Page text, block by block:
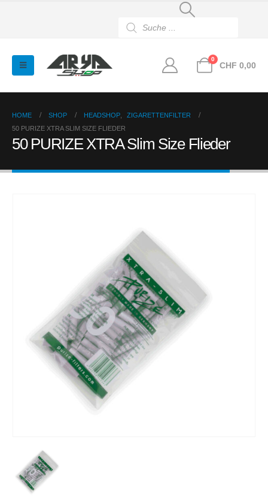
search
0
CHF 0,00
HOME SHOP HEADSHOP
ZIGARETTENFILTER
50 PURIZE XTRA SLIM SIZE FLIEDER
50 PURIZE XTRA Slim Size Flieder